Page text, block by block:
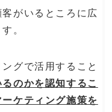
がいるところに広
。
グで活用すること
のかを認知するこ
ケティング施策を